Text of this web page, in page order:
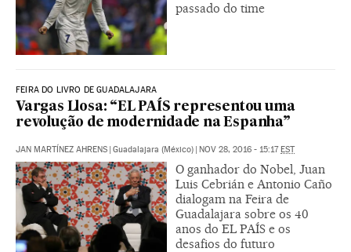
passado do time
FEIRA DO LIVRO DE GUADALAJARA
Vargas Llosa: “EL PAÍS representou uma
revolução de modernidade na Espanha”
JAN MARTÍNEZ AHRENS | Guadalajara (México) | NOV 28, 2016 - 15:17EST
O ganhador do Nobel, Juan
Luis Cebrián e Antonio Caño
dialogam na Feira de
Guadalajara sobre os 40
anos do EL PAÍS e os
desafios do futuro